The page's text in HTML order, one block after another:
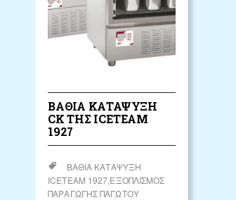
ΒΑΘΙΑ ΚΑΤΑΨΥΞΗ
CK ΤΗΣ ICETEAM
1927
ΒΑΘΙΆ ΚΑΤΆΨΥΞΗ
ICETEAM 1927 ΕΞΟΠΛΙΣΜΌΣ
ΠΑΡΑΓΩΓΉΣ ΠΑΓΩΤΟΎ